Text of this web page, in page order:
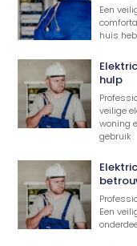
Een
huis
hulp
veilige
woning
gebruik
Een